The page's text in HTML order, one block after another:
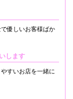
優しいお客様ばか
します
すいお店を一緒に